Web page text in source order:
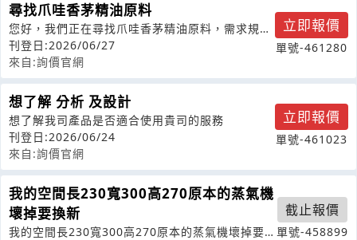
尋找爪哇香茅精油原料
您好，我們正在尋找爪哇香茅精油原料，需求規格
如下：Botanicalname:C
刊登日:2026/06/27
來自:詢價官網
立即報價
單號-461280
想了解 分析 及設計
想了解我司產品是否適合使用貴司的服務
刊登日:2026/06/24
來自:詢價官網
立即報價
單號-461023
我的空間長230寬300高270原本的蒸氣機
壞掉要換新
我的空間長230寬300高270原本的蒸氣機壞掉要換
截止報價
單號-458899